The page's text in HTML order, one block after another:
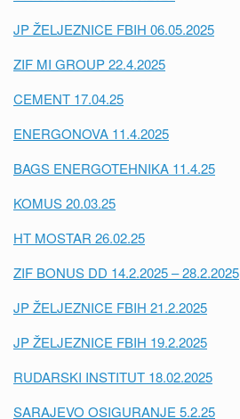
JP ŽELJEZNICE FBIH 06.05.2025
ZIF MI GROUP 22.4.2025
CEMENT 17.04.25
ENERGONOVA 11.4.2025
BAGS ENERGOTEHNIKA 11.4.25
KOMUS 20.03.25
HT MOSTAR 26.02.25
ZIF BONUS DD 14.2.2025 – 28.2.2025
JP ŽELJEZNICE FBIH 21.2.2025
JP ŽELJEZNICE FBIH 19.2.2025
RUDARSKI INSTITUT 18.02.2025
SARAJEVO OSIGURANJE 5.2.25